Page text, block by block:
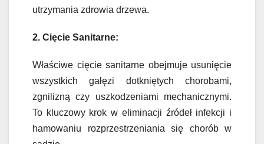
utrzymania zdrowia drzewa.
2. Cięcie Sanitarne:
Właściwe cięcie sanitarne obejmuje usunięcie
wszystkich gałęzi dotkniętych chorobami,
zgnilizną czy uszkodzeniami mechanicznymi.
To kluczowy krok w eliminacji źródeł infekcji i
hamowaniu rozprzestrzeniania się chorób w